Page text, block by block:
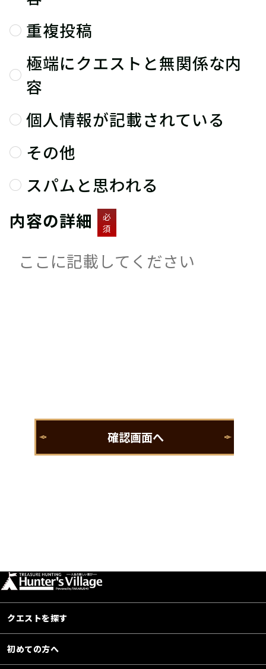
重複投稿
極端にクエストと無関係な内
容
個人情報が記載されている
その他
スパムと思われる
内容の詳細
必
須
クエストを探す
初めての方へ